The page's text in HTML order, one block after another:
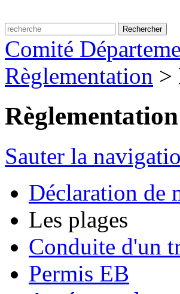
Comité
Règlementation >
Règlementation
Sauter la
Déclaration de
Les plages
Conduite d'un
Permis EB